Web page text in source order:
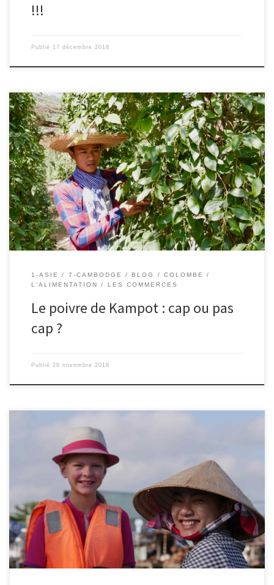
!!!
Publié 17 décembre 2018
24/11/2018 – Colombe. Nous sommes au Cambodge, dans la
région où on fait le meilleur poivre du monde. Nous sommes allés
visiter une plantation. Laisser moi vous expliquer d’où vient ce
poivre qui est dans votre assiette. LE POIVRE VERT. 3 mois après la
floraison (ce qui correspond à maintenant), […]
1-ASIE 7-CAMBODGE BLOG
COLOMBE
L'ALIMENTATION
LES COMMERCES
Le poivre de Kampot : cap ou pas
cap ?
Publié 26 novembre 2018
Le 24/11/2018 – Colombe. Cher Vietnam, Ô mon Vietnam Mon
pays natal Comment pourais-je t’oublier Toi qui m’a tant marqué
Tu es si joli Ton peuple est si gentil Ho chi minh Ta plus grande ville
Où je suis venue au monde Rejoindre ta ronde Quant à tes eaux
[…]